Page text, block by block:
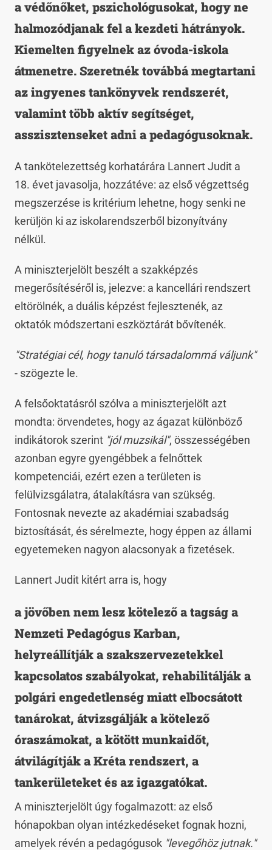
a védőnőket, pszichológusokat, hogy ne
halmozódjanak fel a kezdeti hátrányok.
Kiemelten figyelnek az óvoda-iskola
átmenetre. Szeretnék továbbá megtartani
az ingyenes tankönyvek rendszerét,
valamint több aktív segítséget,
asszisztenseket adni a pedagógusoknak.
A tankötelezettség korhatárára Lannert Judit a
18. évet javasolja, hozzátéve: az első végzettség
megszerzése is kritérium lehetne, hogy senki ne
kerüljön ki az iskolarendszerből bizonyítvány
nélkül.
A miniszterjelölt beszélt a szakképzés
megerősítéséről is, jelezve: a kancellári rendszert
eltörölnék, a duális képzést fejlesztenék, az
oktatók módszertani eszköztárát bővítenék.
"Stratégiai cél, hogy tanuló társadalommá váljunk"
- szögezte le.
A felsőoktatásról szólva a miniszterjelölt azt
mondta: örvendetes, hogy az ágazat különböző
indikátorok szerint "jól muzsikál", összességében
azonban egyre gyengébbek a felnőttek
kompetenciái, ezért ezen a területen is
felülvizsgálatra, átalakításra van szükség.
Fontosnak nevezte az akadémiai szabadság
biztosítását, és sérelmezte, hogy éppen az állami
egyetemeken nagyon alacsonyak a fizetések.
Lannert Judit kitért arra is, hogy
a jövőben nem lesz kötelező a tagság a
Nemzeti Pedagógus Karban,
helyreállítják a szakszervezetekkel
kapcsolatos szabályokat, rehabilitálják a
polgári engedetlenség miatt elbocsátott
tanárokat, átvizsgálják a kötelező
óraszámokat, a kötött munkaidőt,
átvilágítják a Kréta rendszert, a
tankerületeket és az igazgatókat.
A miniszterjelölt úgy fogalmazott: az első
hónapokban olyan intézkedéseket fognak hozni,
amelyek révén a pedagógusok "levegőhöz jutnak."